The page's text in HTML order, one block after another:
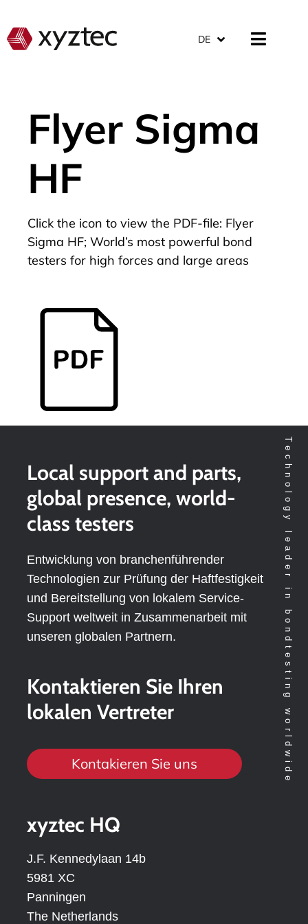
DE
Flyer Sigma
HF
Click the icon to view the PDF-file: Flyer
Sigma HF; World’s most powerful bond
testers for high forces and large areas
Technology leader in bondtesting worldwide
Local support and parts,
global presence, world-
class testers
Entwicklung von branchenführender
Technologien zur Prüfung der Haftfestigkeit
und Bereitstellung von lokalem Service-
Support weltweit in Zusammenarbeit mit
unseren globalen Partnern.
Kontaktieren Sie Ihren
lokalen Vertreter
Kontakieren Sie uns
xyztec HQ
J.F. Kennedylaan 14b
5981 XC
Panningen
The Netherlands